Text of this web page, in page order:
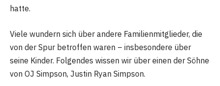
hatte.
Viele wundern sich über andere Familienmitglieder, die
von der Spur betroffen waren – insbesondere über
seine Kinder. Folgendes wissen wir über einen der Söhne
von OJ Simpson, Justin Ryan Simpson.